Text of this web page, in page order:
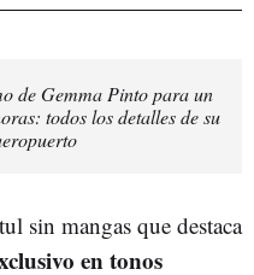
de Gemma Pinto para un
todos los detalles de su
sin mangas que destaca
en tonos